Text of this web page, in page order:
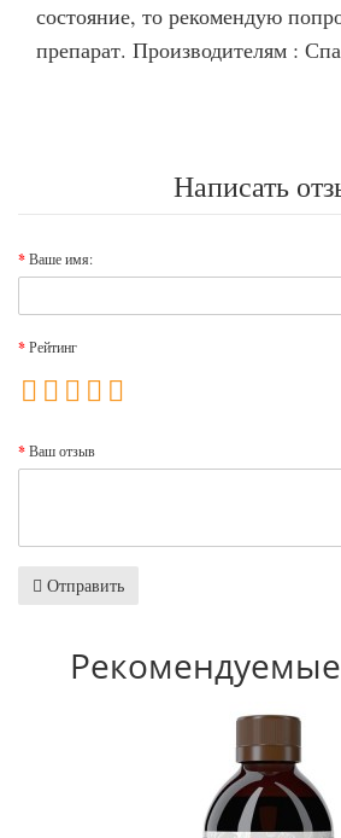
состояние, то рекомендую
препарат. Производителям :
Написать
Ваше имя:
Рейтинг
Ваш отзыв
Отправить